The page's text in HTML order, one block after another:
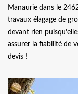
Manaurie dans le
travaux élagage de
devant rien
assurer la fiabilité de
devis !